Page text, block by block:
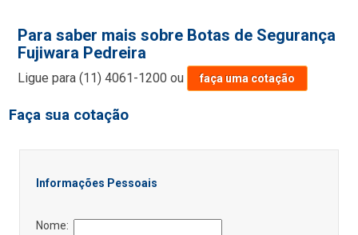
Para saber mais sobre Botas de Segurança
Fujiwara Pedreira
Ligue para(11) 4061-1200 ou faça uma cotação
Faça sua cotação
Informações Pessoais
Nome: